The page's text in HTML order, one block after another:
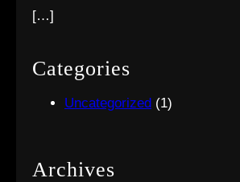
[…]
Categories
Uncategorized (1)
Archives